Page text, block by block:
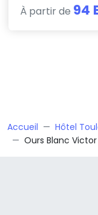
À partir de 94
Accueil Hôtel
Ours Blanc